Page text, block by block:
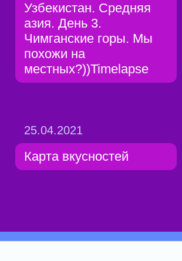
Узбекистан. Средняя
азия. День 3.
Чимганские горы. Мы
похожи на
местных?))Timelapse
25.04.2021
Карта вкусностей